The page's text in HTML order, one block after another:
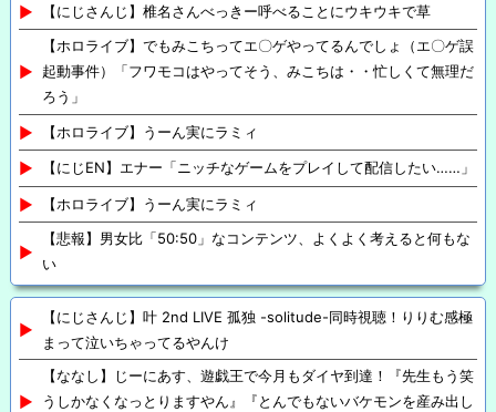
【にじさんじ】椎名さんべっきー呼べることにウキウキで草
【ホロライブ】でもみこちってエ〇ゲやってるんでしょ（エ〇ゲ誤
起動事件）「フワモコはやってそう、みこちは・・忙しくて無理だ
ろう」
【ホロライブ】うーん実にラミィ
【にじEN】エナー「ニッチなゲームをプレイして配信したい……」
【ホロライブ】うーん実にラミィ
【悲報】男女比「50:50」なコンテンツ、よくよく考えると何もな
い
【にじさんじ】叶 2nd LIVE 孤独 -solitude-同時視聴！りりむ感極
まって泣いちゃってるやんけ
【ななし】じーにあす、遊戯王で今月もダイヤ到達！『先生もう笑
うしかなくなっとりますやん』『とんでもないバケモンを産み出し